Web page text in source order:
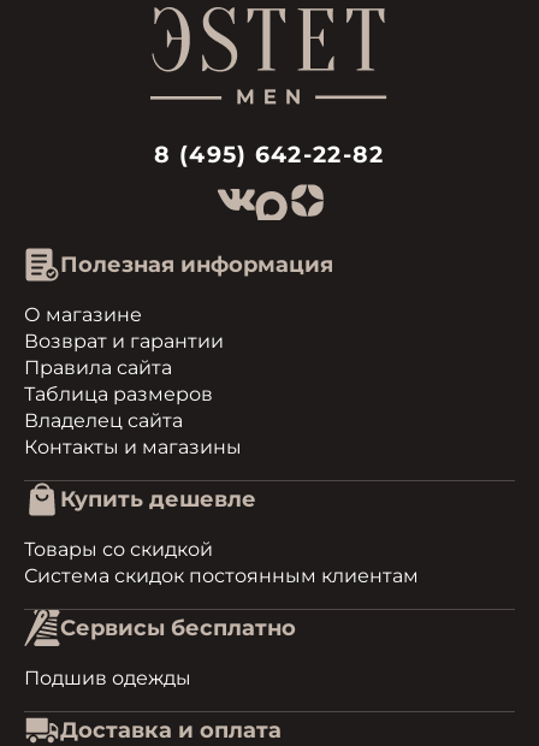
8 (495) 642-22-82
Полезная информация
О магазине
Возврат и гарантии
Правила сайта
Таблица размеров
Владелец сайта
Контакты и магазины
Купить дешевле
Товары со скидкой
Система скидок постоянным клиентам
Сервисы бесплатно
Подшив одежды
Доставка и оплата